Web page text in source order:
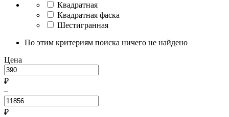
Квадратная
Квадратная фаска
Шестигранная
По этим критериям поиска ничего не найдено
Цена
₽
–
₽